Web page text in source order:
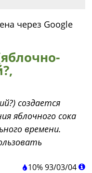
через Google
создается
яблочного сока
времени.
10%93/03/04